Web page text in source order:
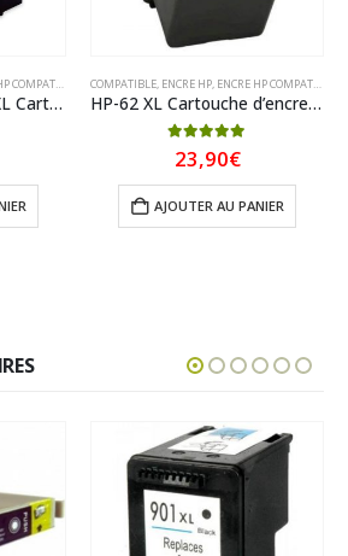
COMPATIBLE SWITCH
62 – SWITCH HP 62 XL Cartouche compatible avec C2P05AE – Noir
COMPATIBLE, ENCRE HP, ENCRE HP COMPATIBLE
HP-62 XL Cartouche d’encre équivalent HP 62 XL compatible C2P07AE (HP62) TRICOLOR
5.00 sur 5
23,90€
AJOUTER AU PANIER